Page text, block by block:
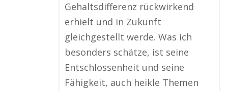
Gehaltsdifferenz rückwirkend
erhielt und in Zukunft
gleichgestellt werde. Was ich
besonders schätze, ist seine
Entschlossenheit und seine
Fähigkeit, auch heikle Themen